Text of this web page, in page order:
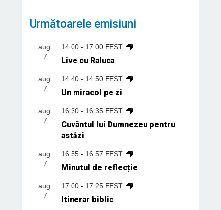
Următoarele emisiuni
aug.
7
14:00- 17:00 EEST
Live cu Raluca
aug.
7
14:40- 14:50 EEST
Un miracol pe zi
aug.
7
16:30- 16:35 EEST
Cuvântul lui Dumnezeu pentru
astăzi
aug.
7
16:55- 16:57 EEST
Minutul de reflecție
aug.
7
17:00- 17:25 EEST
Itinerar biblic